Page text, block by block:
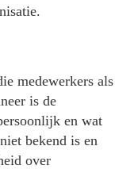
medewerkers als
is de
en wat
bekend is en
over